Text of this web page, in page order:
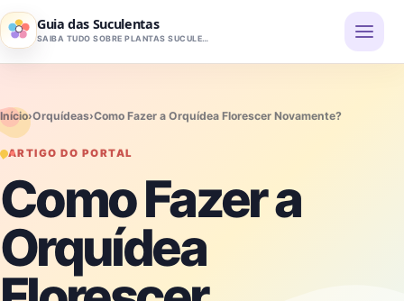
Pular para o conteúdo
Guia das Suculentas
SAIBA TUDO SOBRE PLANTAS SUCULENTAS
Início›Orquídeas›Como Fazer a Orquídea Florescer Novamente?
ARTIGO DO PORTAL
Como Fazer a
Orquídea